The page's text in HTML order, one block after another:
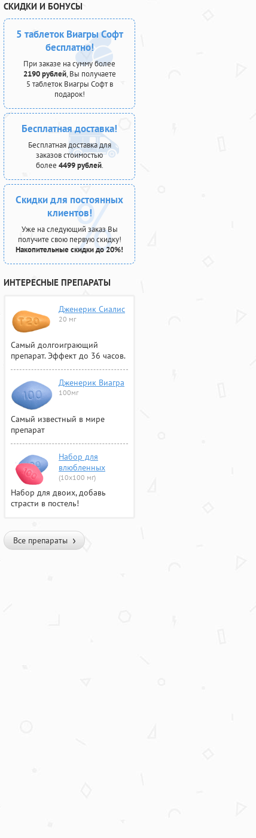
СКИДКИ И БОНУСЫ
5 таблеток Виагры Софт
бесплатно!
При заказе на сумму более
2190 рублей, Вы получаете
5 таблеток Виагры Софт в
подарок!
Бесплатная доставка!
Бесплатная доставка для
заказов стоимостью
более 4499 рублей.
Скидки для постоянных
клиентов!
Уже на следующий заказ Вы
получите свою первую скидку!
Накопительные скидки до 20%!
ИНТЕРЕСНЫЕ ПРЕПАРАТЫ
Дженерик Сиалис
20 мг
Самый долгоиграющий
препарат. Эффект до 36 часов.
Дженерик Виагра
100мг
Самый известный в мире
препарат
Набор для
влюбленных
(10х100 мг)
Набор для двоих, добавь
страсти в постель!
Все препараты